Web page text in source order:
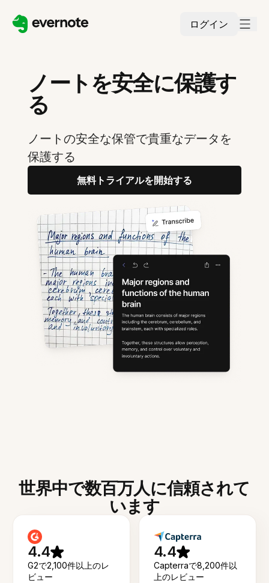
ログイン
ノートを安全に保護す
る
ノートの安全な保管で貴重なデータを
保護する
無料トライアルを開始する
世界中で数百万人に信頼されて
います
4.4
G2で2,100件以上のレ
ビュー
4.4
Capterraで8,200件以
上のレビュー